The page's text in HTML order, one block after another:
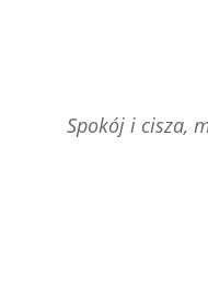
Spokój i cisza,